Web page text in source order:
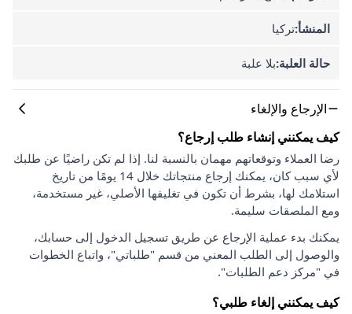
المنشأ:تركيا
حالة العلبة:بلا علبة
الإرجاع والإلغاء
كيف يمكنني إنشاء طلب إرجاع؟
رضا العملاء وتوقعاتهم مهمان بالنسبة لنا. إذا لم تكن راضيًا عن طلبك
لأي سبب كان، يمكنك إرجاع منتجاتك خلال 14 يومًا من تاريخ
استلامك لها، بشرط أن تكون في تغليفها الأصلي، غير مستخدمة،
ومع الملصقات سليمة.
يمكنك بدء عملية الإرجاع عن طريق تسجيل الدخول إلى حسابك،
والوصول إلى الطلب المعني من قسم "طلباتي"، واتباع الخطوات
في "مركز دعم الطلبات".
كيف يمكنني إلغاء طلبي؟